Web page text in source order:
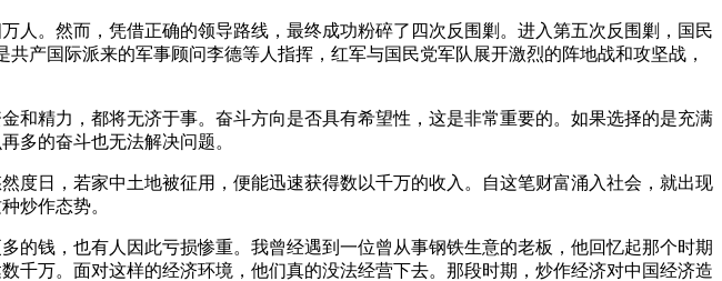
。然而，凭借正确的领导路线，最终成功粉碎了四次反围剿。进入第五次反围剿，国民
产国际派来的军事顾问李德等人指挥，红军与国民党军队展开激烈的阵地战和攻坚战，
和精力，都将无济于事。奋斗方向是否具有希望性，这是非常重要的。如果选择的是充满
多的奋斗也无法解决问题。
度日，若家中土地被征用，便能迅速获得数以千万的收入。自这笔财富涌入社会，就出现
炒作态势。
钱，也有人因此亏损惨重。我曾经遇到一位曾从事钢铁生意的老板，他回忆起那个时期
万。面对这样的经济环境，他们真的没法经营下去。那段时期，炒作经济对中国经济造